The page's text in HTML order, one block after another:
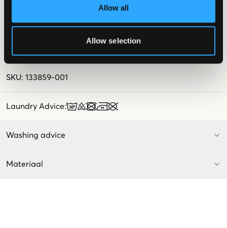
Allow all
Allow selection
Zakken aan de zijkanten
Zakken op de pijpen
De tekst is AI-gegenereerd.
SKU: 133859-001
Laundry Advice:
Washing advice
Materiaal